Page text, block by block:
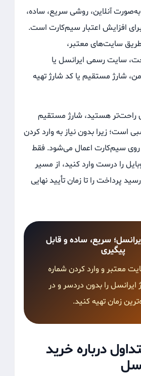
آنلاین، روشی سریع، ساده،
افزایش اعتبار سیم‌کارت است.
طریق سایت‌های معتبر،
سایت رسمی ایرانسل یا
شارژ مستقیم یا کد شارژ تهیه
راحت‌تر هستید، شارژ مستقیم
است؛ زیرا بدون نیاز به وارد کردن
روی سیم‌کارت اعمال می‌شود. فقط
را درست وارد کنید، از مسیر
پرداخت را تا زمان تأیید نهایی
سریع، ساده و قابل
پیگیری
معتبر و وارد کردن شماره
را بدون دردسر و در
زمان تهیه کنید.
درباره خرید